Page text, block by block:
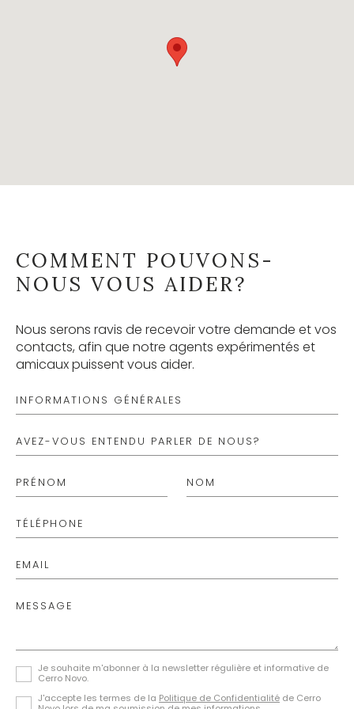
Nos newsletters permettent de savoir de
Abonnez-vous ici.
COMMENT POUVONS-
NOUS VOUS AIDER?
Nous serons ravis de recevoir votre demande et vos
contacts, afin que notre agents expérimentés et
amicaux puissent vous aider.
INFORMATIONS GÉNÉRALES
AVEZ-VOUS ENTENDU PARLER DE NOUS?
PRÉNOM NOM
TÉLÉPHONE
EMAIL
MESSAGE
Je souhaite m'abonner à la newsletter régulière et informative de
Cerro Novo.
J'accepte les termes de la Politique de Confidentialité de Cerro